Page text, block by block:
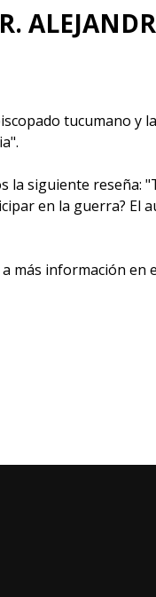
tucumano y
la siguiente reseña:
en la guerra? El
a más información en